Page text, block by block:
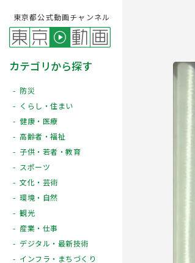
東京都公式動画チャンネル
カテゴリから探す
防災
くらし・住まい
健康・医療
高齢者・福祉
子供・若者・教育
スポーツ
文化・芸術
環境・自然
観光
産業・仕事
デジタル・最新技術
インフラ・まちづくり